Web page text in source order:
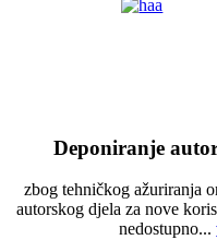
Deponiranje
zbog tehničkog ažuriranja
autorskog djela za nove
nedostupno...